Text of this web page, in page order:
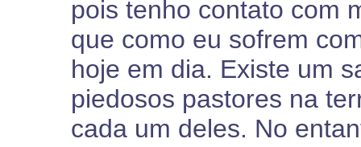
pois tenho contato com
que como eu sofrem
hoje em dia. Existe um
piedosos pastores na
cada um deles. No